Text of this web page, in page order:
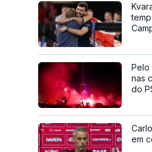
Pelo
nas
do
em